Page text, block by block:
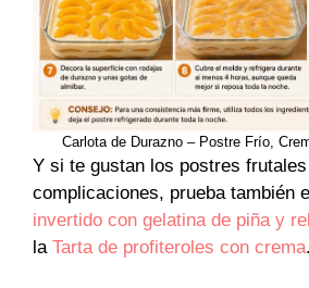
Carlota de Durazno – Postre Frío,
Y si te gustan los postres
complicaciones, prueba también
invertido con gelatina de piña y
la Tarta de profiteroles con crema.